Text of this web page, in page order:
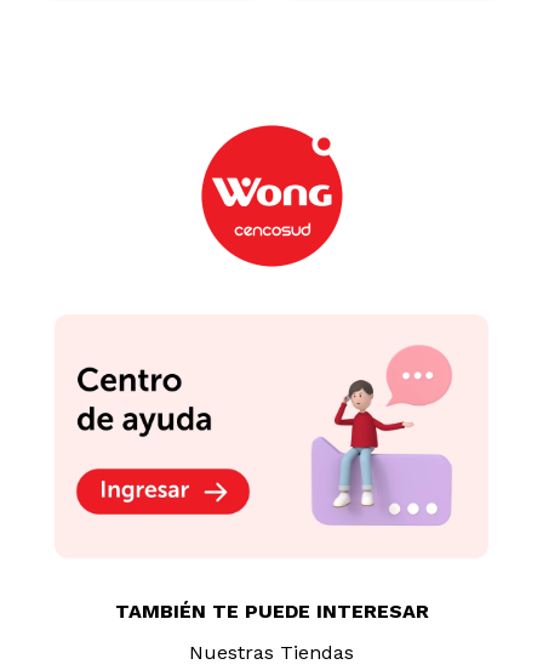
TAMBIÉN TE PUEDE INTERESAR
Nuestras Tiendas